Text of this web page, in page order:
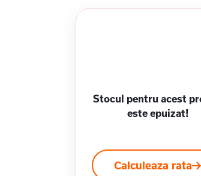
Stocul pentru acest
este epuizat!
Calculeaza rata